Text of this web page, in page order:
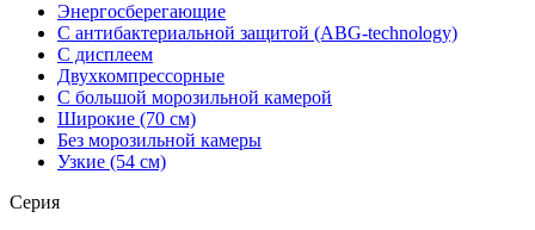
Энергосберегающие
С антибактериальной защитой (ABG-technology)
С дисплеем
Двухкомпрессорные
С большой морозильной камерой
Широкие (70 см)
Без морозильной камеры
Узкие (54 см)
Серия